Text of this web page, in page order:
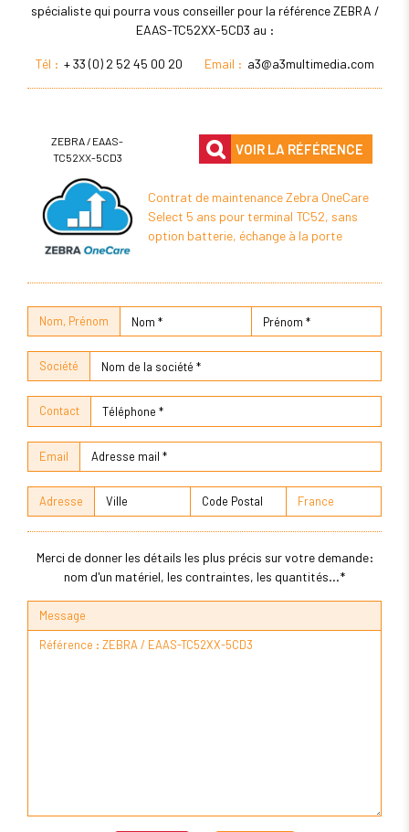
spécialiste qui pourra vous conseiller pour la référence ZEBRA /
EAAS-TC52XX-5CD3 au :
Tél : + 33 (0) 2 52 45 00 20 Email : a3@a3multimedia.com
ZEBRA / EAAS-
TC52XX-5CD3
VOIR LA RÉFÉRENCE
Contrat de maintenance Zebra OneCare
Select 5 ans pour terminal TC52, sans
option batterie, échange à la porte
Nom, Prénom
Société
Contact
Email
Adresse
Merci de donner les détails les plus précis sur votre demande:
nom d'un matériel, les contraintes, les quantités...*
Message